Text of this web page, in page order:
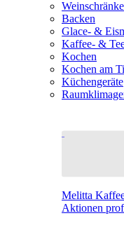
Backen
Glace- &
Kaffee- &
Kochen
Kochen am
Küchengeräte
Melitta
Aktionen